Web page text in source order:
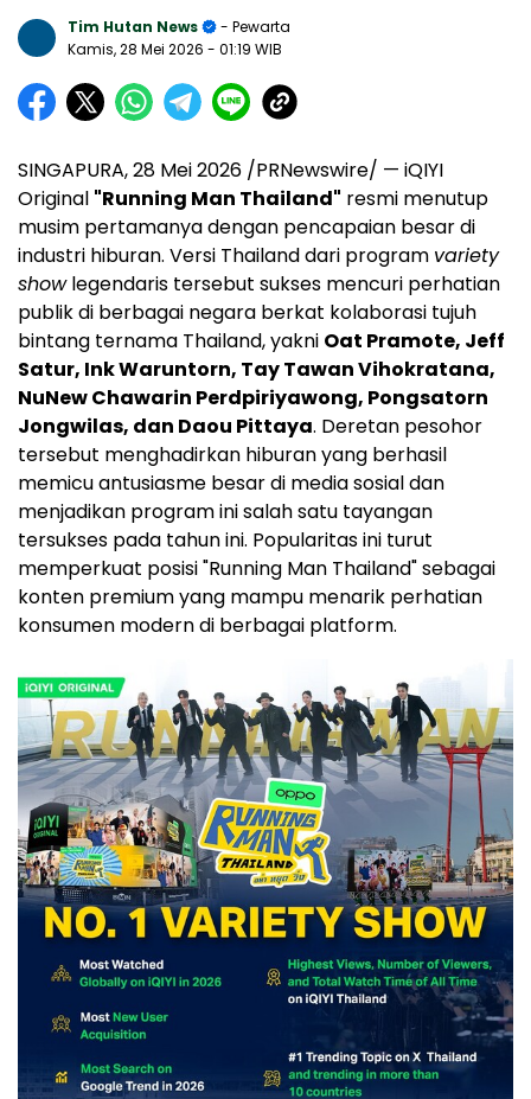
Tim Hutan News
- Pewarta
Kamis, 28 Mei 2026 - 01:19 WIB
SINGAPURA, 28 Mei 2026 /PRNewswire/ — iQIYI
Original "Running Man Thailand" resmi menutup
musim pertamanya dengan pencapaian besar di
industri hiburan. Versi Thailand dari program variety
showlegendaris tersebut sukses mencuri perhatian
publik di berbagai negara berkat kolaborasi tujuh
bintang ternama Thailand, yakni Oat Pramote, Jeff
Satur, Ink Waruntorn, Tay Tawan Vihokratana,
NuNew Chawarin Perdpiriyawong, Pongsatorn
Jongwilas, dan Daou Pittaya. Deretan pesohor
tersebut menghadirkan hiburan yang berhasil
memicu antusiasme besar di media sosial dan
menjadikan program ini salah satu tayangan
tersukses pada tahun ini. Popularitas ini turut
memperkuat posisi "Running Man Thailand" sebagai
konten premium yang mampu menarik perhatian
konsumen modern di berbagai platform.